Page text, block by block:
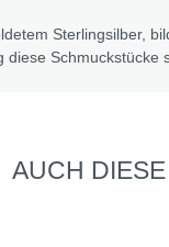
Sterlingsilber,
Schmuckstücke
AUCH